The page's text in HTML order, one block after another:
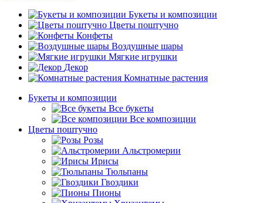
Букеты и композиции
Цветы поштучно
Конфеты
Воздушные шары
Мягкие игрушки
Декор
Комнатные растения
Букеты и композиции
Все букеты
Все композиции
Цветы поштучно
Розы
Альстромерии
Ирисы
Тюльпаны
Гвоздики
Пионы